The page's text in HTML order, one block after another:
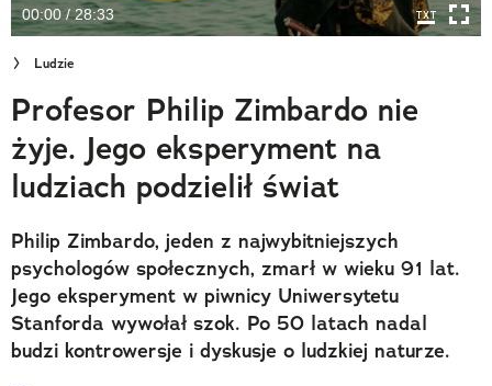
Cuda Polski
Wielki Konkurs Fotograficzny
Trendbook Podróżniczy
Polecane
00:00 / 28:33
Ludzie
Profesor Philip Zimbardo nie
żyje. Jego eksperyment na
ludziach podzielił świat
Philip Zimbardo, jeden z najwybitniejszych
psychologów społecznych, zmarł w wieku 91 lat.
Jego eksperyment w piwnicy Uniwersytetu
Stanforda wywołał szok. Po 50 latach nadal
budzi kontrowersje i dyskusje o ludzkiej naturze.